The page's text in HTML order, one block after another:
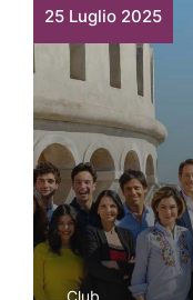
25 Luglio 2025